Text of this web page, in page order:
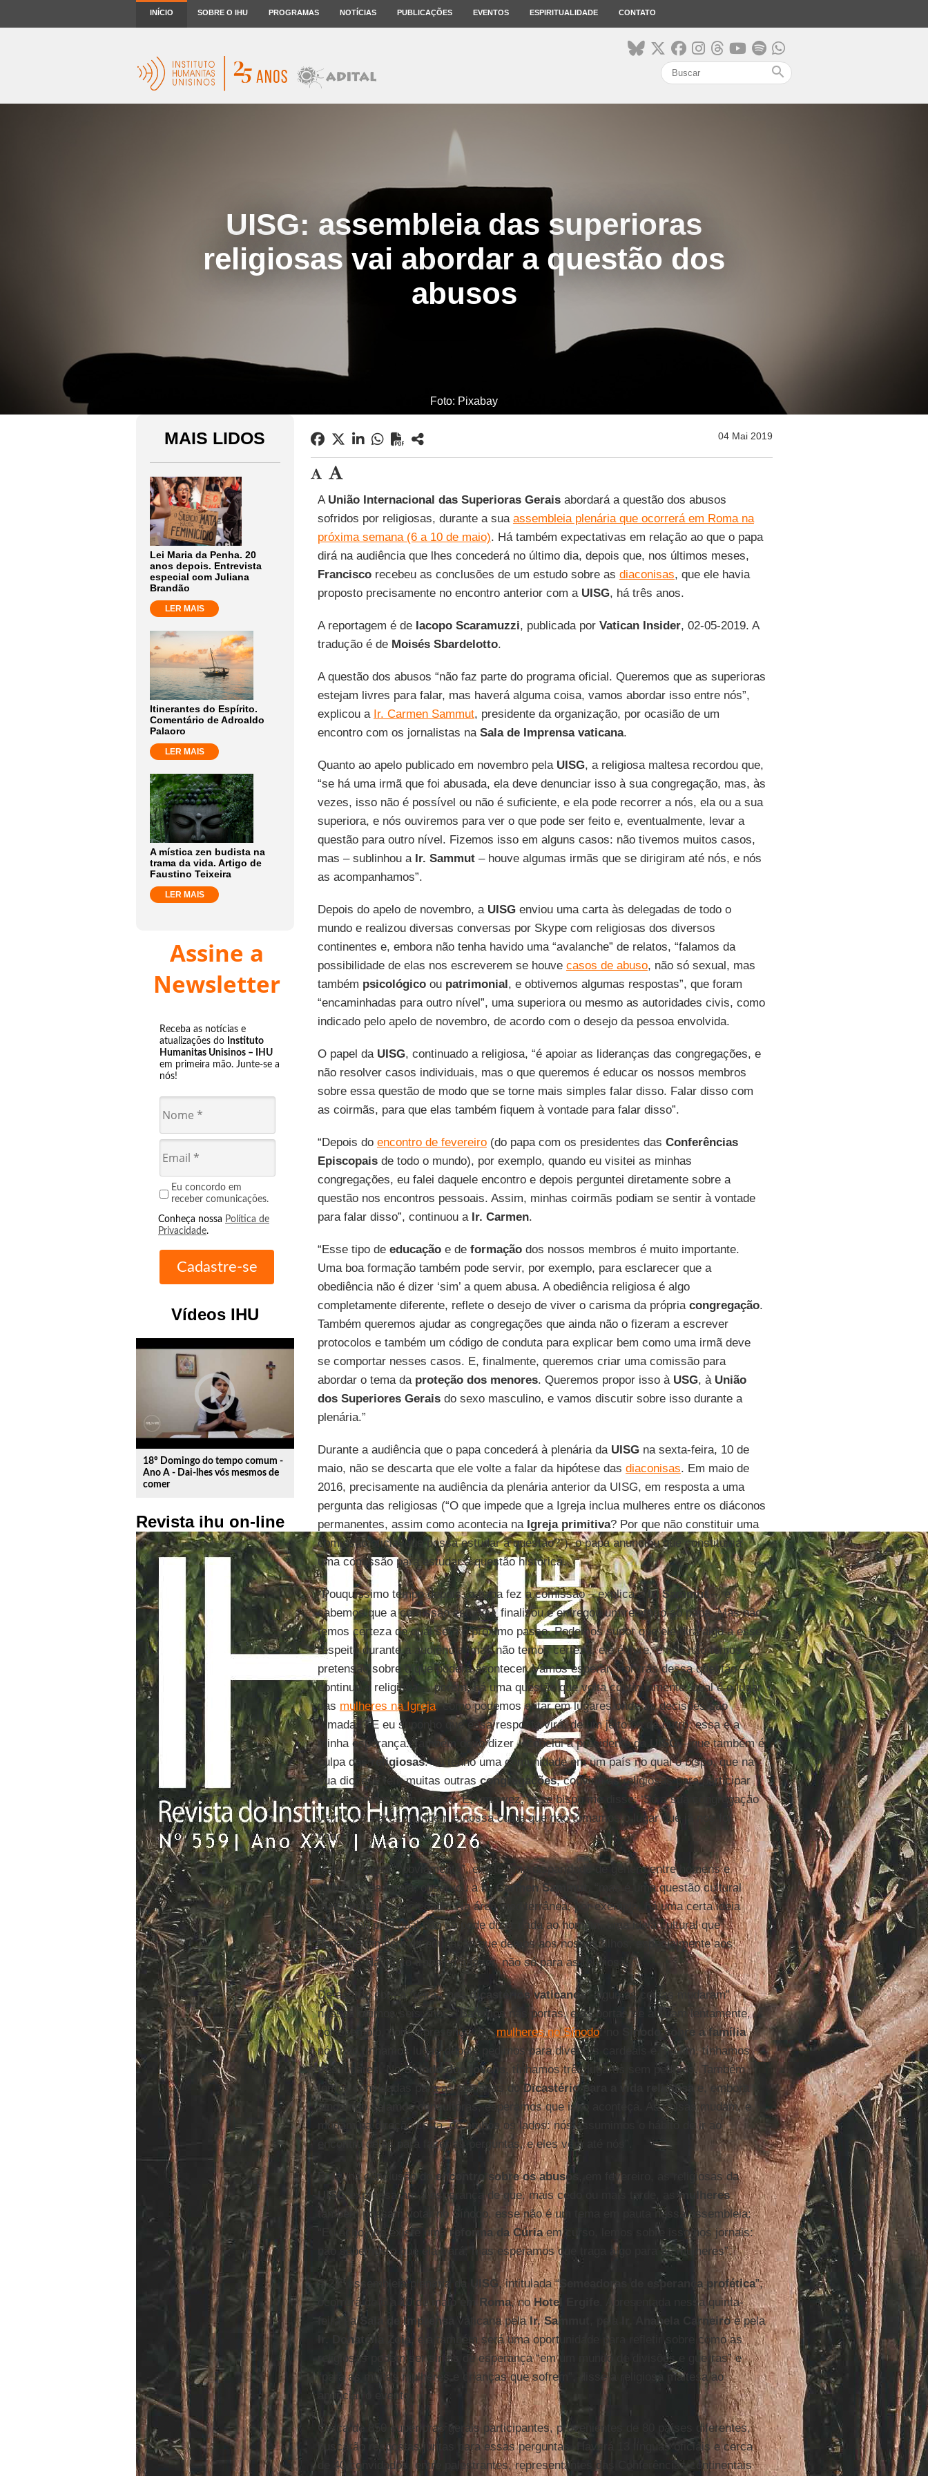
INÍCIO SOBRE O IHU PROGRAMAS NOTÍCIAS PUBLICAÇÕES EVENTOS ESPIRITUALIDADE CONTATO
search
UISG: assembleia das superioras
religiosas vai abordar a questão dos
abusos
Foto: Pixabay
MAIS LIDOS
Lei Maria da Penha. 20
anos depois. Entrevista
especial com Juliana
Brandão
LER MAIS
Itinerantes do Espírito.
Comentário de Adroaldo
Palaoro
LER MAIS
A mística zen budista na
trama da vida. Artigo de
Faustino Teixeira
LER MAIS
Assine a
Newsletter
Receba as notícias e
atualizações do Instituto
Humanitas Unisinos – IHU
em primeira mão. Junte-se a
nós!
Eu concordo em
receber comunicações.
Conheça nossa Política de
Privacidade.
Vídeos IHU
play_circle_outline
18º Domingo do tempo comum -
Ano A - Dai-lhes vós mesmos de
comer
Revista ihu on-line
04 Mai 2019
A União Internacional das Superioras Geraisabordará a questão dos abusos
sofridos por religiosas, durante a sua assembleia plenária que ocorrerá em Roma na
próxima semana (6 a 10 de maio). Há também expectativas em relação ao que o papa
dirá na audiência que lhes concederá no último dia, depois que, nos últimos meses,
Franciscorecebeu as conclusões de um estudo sobre as diaconisas, que ele havia
proposto precisamente no encontro anterior com a UISG, há três anos.
A reportagem é de Iacopo Scaramuzzi, publicada por Vatican Insider, 02-05-2019. A
tradução é de Moisés Sbardelotto.
A questão dos abusos “não faz parte do programa oficial. Queremos que as superioras
estejam livres para falar, mas haverá alguma coisa, vamos abordar isso entre nós”,
explicou a Ir. Carmen Sammut, presidente da organização, por ocasião de um
encontro com os jornalistas na Sala de Imprensa vaticana.
Quanto ao apelo publicado em novembro pela UISG, a religiosa maltesa recordou que,
“se há uma irmã que foi abusada, ela deve denunciar isso à sua congregação, mas, às
vezes, isso não é possível ou não é suficiente, e ela pode recorrer a nós, ela ou a sua
superiora, e nós ouviremos para ver o que pode ser feito e, eventualmente, levar a
questão para outro nível. Fizemos isso em alguns casos: não tivemos muitos casos,
mas – sublinhou a Ir. Sammut– houve algumas irmãs que se dirigiram até nós, e nós
as acompanhamos”.
Depois do apelo de novembro, a UISGenviou uma carta às delegadas de todo o
mundo e realizou diversas conversas por Skype com religiosas dos diversos
continentes e, embora não tenha havido uma “avalanche” de relatos, “falamos da
possibilidade de elas nos escreverem se houve casos de abuso, não só sexual, mas
também psicológicoou patrimonial, e obtivemos algumas respostas”, que foram
“encaminhadas para outro nível”, uma superiora ou mesmo as autoridades civis, como
indicado pelo apelo de novembro, de acordo com o desejo da pessoa envolvida.
O papel da UISG, continuado a religiosa, “é apoiar as lideranças das congregações, e
não resolver casos individuais, mas o que queremos é educar os nossos membros
sobre essa questão de modo que se torne mais simples falar disso. Falar disso com
as coirmãs, para que elas também fiquem à vontade para falar disso”.
“Depois do encontro de fevereiro(do papa com os presidentes das Conferências
Episcopaisde todo o mundo), por exemplo, quando eu visitei as minhas
congregações, eu falei daquele encontro e depois perguntei diretamente sobre a
questão nos encontros pessoais. Assim, minhas coirmãs podiam se sentir à vontade
para falar disso”, continuou a Ir. Carmen.
“Esse tipo de educaçãoe de formaçãodos nossos membros é muito importante.
Uma boa formação também pode servir, por exemplo, para esclarecer que a
obediência não é dizer ‘sim’ a quem abusa. A obediência religiosa é algo
completamente diferente, reflete o desejo de viver o carisma da própria congregação.
Também queremos ajudar as congregações que ainda não o fizeram a escrever
protocolos e também um código de conduta para explicar bem como uma irmã deve
se comportar nesses casos. E, finalmente, queremos criar uma comissão para
abordar o tema da proteção dos menores. Queremos propor isso à USG, à União
dos Superiores Geraisdo sexo masculino, e vamos discutir sobre isso durante a
plenária.”
Durante a audiência que o papa concederá à plenária da UISGna sexta-feira, 10 de
maio, não se descarta que ele volte a falar da hipótese das diaconisas. Em maio de
2016, precisamente na audiência da plenária anterior da UISG, em resposta a uma
pergunta das religiosas (“O que impede que a Igreja inclua mulheres entre os diáconos
permanentes, assim como acontecia na Igreja primitiva? Por que não constituir uma
comissão oficial que possa estudar a questão?”), o papa anunciou que constituiria
uma comissão para estudar a questão histórica.
“Pouquíssimo tempo depois, o papa fez a comissão – explica a Ir. Sammut –, e
sabemos que a comissão estudou, finalizou e entregou um relatório ao papa. Mas não
temos certeza de qual será o próximo passo. Podemos supor que ele dirá algo a esse
respeito durante a audiência, mas não temos certeza, ele é livre, e nós não temos
pretensão sobre o que poderá acontecer. Vamos esperar. Por trás dessa questão –
continua a religiosa –, porém, há uma questão que volta continuamente: qual é o lugar
das mulheres na Igreja, como podemos estar em lugares onde as decisões são
tomadas? E eu suponho que essa resposta virá, de um jeito ou de outro: essa é a
minha esperança. Também devo dizer – conclui a presidente da
UISG– que também é
culpa dasreligiosas: eu tenho uma comunidade em um país no qual o bispo, que na
sua diocese tem muitas outras congregações, convida as religiosas para participar
dos encontros com o clero. E, uma vez, esse bispo me disse: ‘Só a sua congregação
vem!’. Às vezes, também é nossa culpa que não tomamos o lugar que já nos foi
dado.”
Mais em geral, “obviamente”, existe uma disparidade de gênero entre homens e
mulheres na Igreja, observou aIr. Carmen Sammut
, “mas é uma questão cultural
mais ampla na sociedade. Na área mediterrânea, por exemplo, há uma certa ideia
patriarcal, pela qual não se pode dizer nada ao homem, uma ideia cultural que
depende também da educação que demos aos nossos filhos, especialmente aos
homens. Há muito trabalho a fazer, não só para as religiosas”.
De acordo com a freira, “nosdicastérios vaticanos, algumas coisas mudaram”
nesses últimos seis anos. “Batemos nas portas, e as portas se abriram lentamente,
por exemplo, com a presença dasmulheres no Sínodo: no
Sínodo sobre a família
nós não tínhamos lugar, depois pedimos para diversos cardeais e, no fim, tínhamos
três lugares. NoSínodo dos jovens
, tínhamos três lugares sem pedi-los. Também
fomos convidadas para as plenárias doDicastério para a vida religiosae, embora
ainda não sejamos consultoras, esperamos que isso aconteça. As coisas mudam, e
mudam na direção certa, de ambos os lados: nós assumimos o hábito de ir ao
encontro deles para fazer as perguntas, e eles vêm até nós”.
E se, na conclusão do encontro sobre os abusos
, em fevereiro, as religiosas da
UISGexpressaram a esperança de que, mais cedo ou mais tarde, asmulheres
também possam votar no Sínodo, esse não é um tema em pauta nessa assembleia:
“Eu acho que existe umareforma da Cúriaem curso, lemos sobre isso nos jornais:
não sabemos o que ela trará, mas esperamos que traga algo para as mulheres”.
A 21ª assembleia plenária da UISG, intitulada “Semeadoras de esperança profética”,
ocorrerá de 6 a 10 de maio em Roma, noHotel Ergife
. Apresentada nessa quinta-
feira naSala de Imprensa vaticana pelaIr. Sammut Ir. Anabela Carneiroe pela
Ir. Donatella Zoia , ela também será uma oportunidade para refletir sobre como as
religiosas podem ser sinais de esperança “em um mundo de divisões e guerras” e
“para as muitas mulheres e crianças que sofrem”, disse a religiosa maltesa ao
anunciar o evento.
Cerca de 850 superioras gerais participantes, provenientes de 80 países diferentes,
buscarão respostas juntas para essas perguntas. Haverá 13 línguas oficiais e cerca
de 40 convidados, entre palestrantes, representantes das Conferências continentais